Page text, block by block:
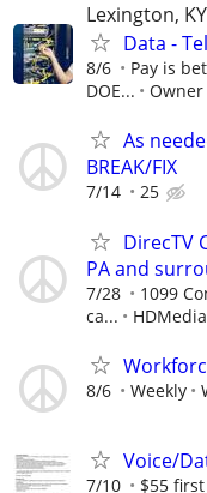
Lexington, KY
Data -
8/6
Pay is
DOE...
Owner
As
BREAK/FIX
7/14 25
DirecTV
PA and
7/28
1099
ca...
HDMedia
8/6 Weekly
Voice/
7/10 $55